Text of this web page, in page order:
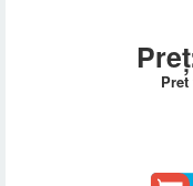
Pret